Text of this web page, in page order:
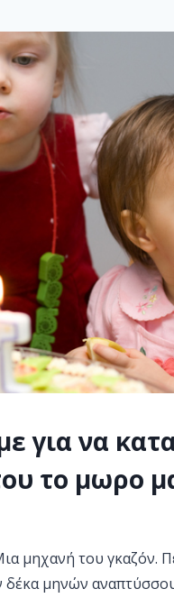
για να
το μωρο
μηχανή του γκαζόν.
δέκα μηνών